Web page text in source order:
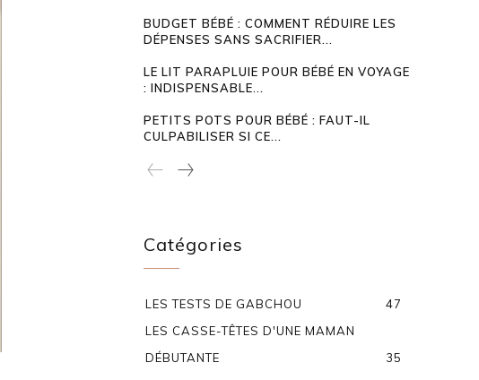
BUDGET BÉBÉ : COMMENT RÉDUIRE LES
DÉPENSES SANS SACRIFIER...
LE LIT PARAPLUIE POUR BÉBÉ EN VOYAGE
: INDISPENSABLE...
PETITS POTS POUR BÉBÉ : FAUT-IL
CULPABILISER SI CE...
Catégories
LES TESTS DE GABCHOU
47
LES CASSE-TÊTES D'UNE MAMAN
DÉBUTANTE
35